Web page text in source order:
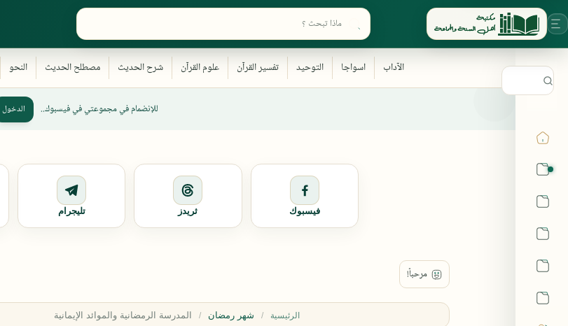
ابحث في أقسام المكتبة
للإنضمام في مجموعتي في فيسبوك.. الدخول
فيسبوك ثريدز تليجرام
الرئيسية شهر رمضان